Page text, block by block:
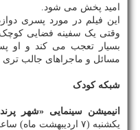
امید پخش می شود.
این فیلم در مورد پسری
وقتی یک سفینه فضایی کوچک
بسیار تعجب می کند و او
مسائل و ماجراهای جالب
شبکه کودک
انیمیشن سینمایی «شهر
یکشنبه (۷ اردیبهشت ماه) ساعت ۱۴ از شبکه کودک پخش می شود.